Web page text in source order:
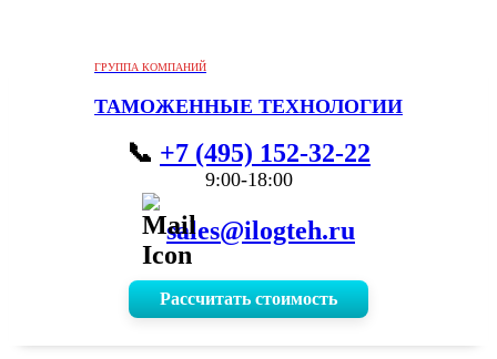
ГРУППА КОМПАНИЙ
ТАМОЖЕННЫЕ ТЕХНОЛОГИИ
+7 (495) 152-32-22
9:00-18:00
sales@ilogteh.ru
Рассчитать стоимость